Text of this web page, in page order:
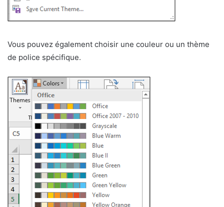
Vous pouvez également choisir une couleur ou un thème
de police spécifique.